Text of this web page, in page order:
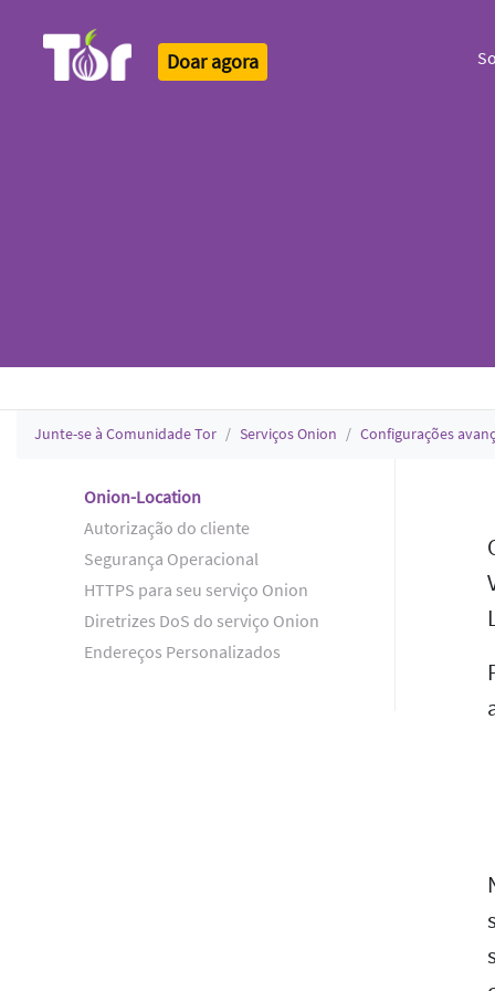
Doar agora
Junte-se à Comunidade Tor Serviços Onion Configurações
Onion-Location
Autorização do cliente
Segurança Operacional
HTTPS para seu serviço Onion
Diretrizes DoS do serviço Onion
Endereços Personalizados